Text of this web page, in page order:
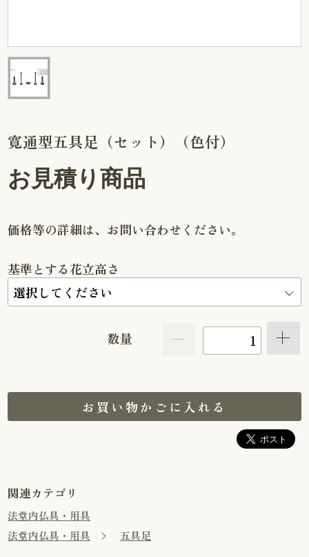
寛通型五具足（セット）（色付）
お見積り商品
価格等の詳細は、お問い合わせください。
基準とする花立高さ
数量
お買い物かごに入れる
関連カテゴリ
法堂内仏具・用具
法堂内仏具・用具
五具足